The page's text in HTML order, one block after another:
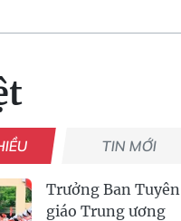
TIN MỚI
Trưởng Ban Tuyên
giáo Trung ương